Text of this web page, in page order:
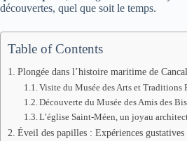
découvertes, quel que soit le temps.
Table of Contents
Plongée dans l’histoire maritime de
Visite du Musée des Arts et Traditions
Découverte du Musée des Amis des
L’église Saint-Méen, un joyau
Éveil des papilles : Expériences gustatives